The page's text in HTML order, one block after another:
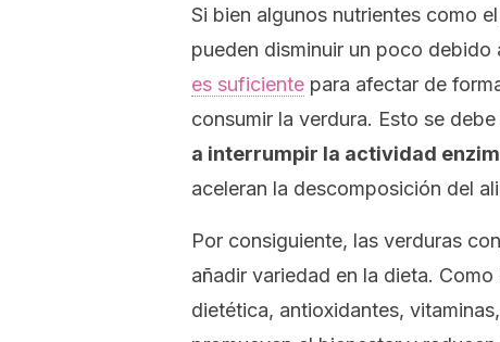
Si bien algunos nutrientes como el
pueden disminuir un poco debido
es suficiente para afectar de
consumir la verdura. Esto se
a interrumpir la actividad
aceleran la descomposición del
Por consiguiente, las verduras
añadir variedad en la dieta.
dietética, antioxidantes,